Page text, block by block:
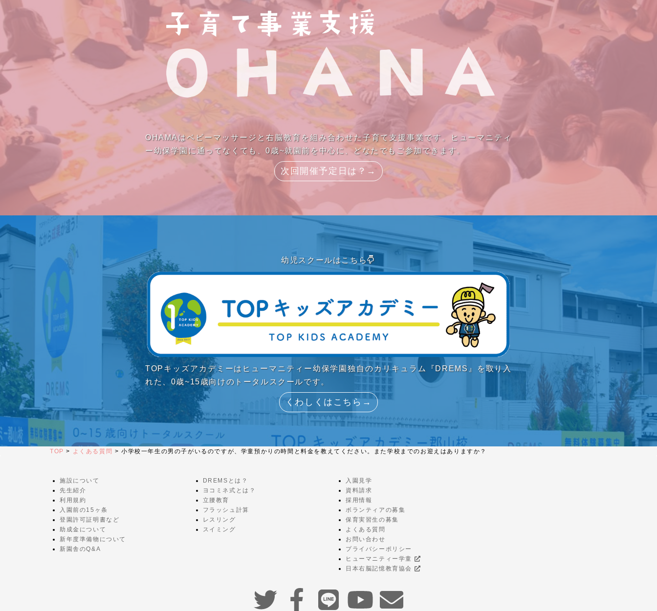
OHAMAはベビーマッサージと右脳教育を組み合わせた子育て支援事業です。ヒューマニティ
ー幼保学園に通ってなくても、0歳~就園前を中心に、どなたでもご参加できます。
次回開催予定日は？→
幼児スクールはこちら
TOPキッズアカデミーはヒューマニティー幼保学園独自のカリキュラム『DREMS』を取り入
れた、0歳~15歳向けのトータルスクールです。
くわしくはこちら→
TOP > よくある質問 >小学校一年生の男の子がいるのですが、学童預かりの時間と料金を教えてください。また学校までのお迎えはありますか？
施設について
先生紹介
利用規約
入園前の15ヶ条
登園許可証明書など
助成金について
新年度準備物について
新園舎のQ&A
DREMSとは？
ヨコミネ式とは？
立腰教育
フラッシュ計算
レスリング
スイミング
入園見学
資料請求
採用情報
ボランティアの募集
保育実習生の募集
よくある質問
お問い合わせ
プライバシーポリシー
ヒューマニティー学童
日本右脳記憶教育協会